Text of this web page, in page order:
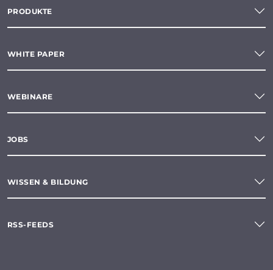
PRODUKTE
WHITE PAPER
WEBINARE
JOBS
WISSEN & BILDUNG
RSS-FEEDS